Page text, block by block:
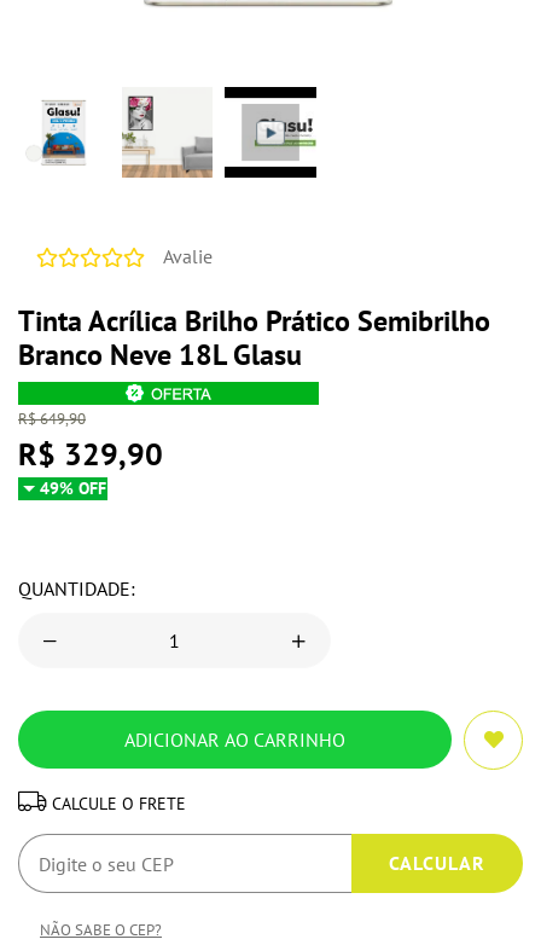
Avalie
Tinta Acrílica Brilho Prático Semibrilho
Branco Neve 18L Glasu
R$ 649,90
R$ 329,90
49% OFF
QUANTIDADE:
CALCULE O FRETE
NÃO SABE O CEP?